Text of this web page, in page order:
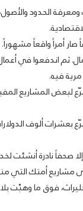
ومعرفة الحدود
أمراً واقعاً مشهوراً.
ثم اندفعوا في
فيه.
المشاريع
ألوف الدولارات
صحفاً نادرة أنشئت
أمتك التي
فوق ما وهبْت